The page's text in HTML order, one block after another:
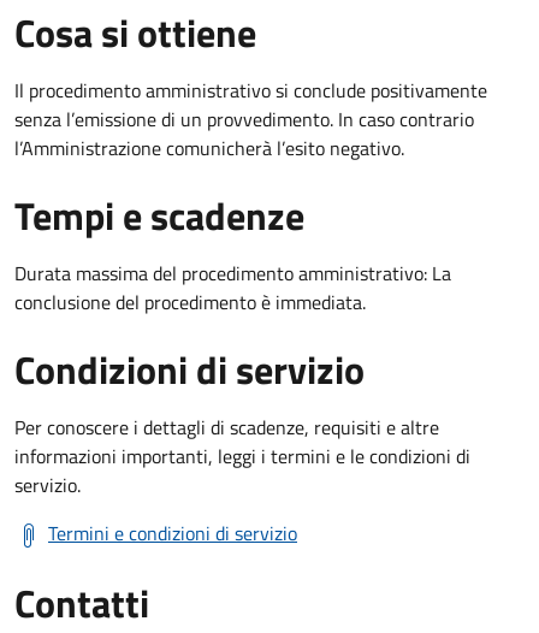
Cosa si ottiene
Il procedimento amministrativo si conclude positivamente
senza l’emissione di un provvedimento. In caso contrario
l’Amministrazione comunicherà l’esito negativo.
Tempi e scadenze
Durata massima del procedimento amministrativo: La
conclusione del procedimento è immediata.
Condizioni di servizio
Per conoscere i dettagli di scadenze, requisiti e altre
informazioni importanti, leggi i termini e le condizioni di
servizio.
Termini e condizioni di servizio
Contatti